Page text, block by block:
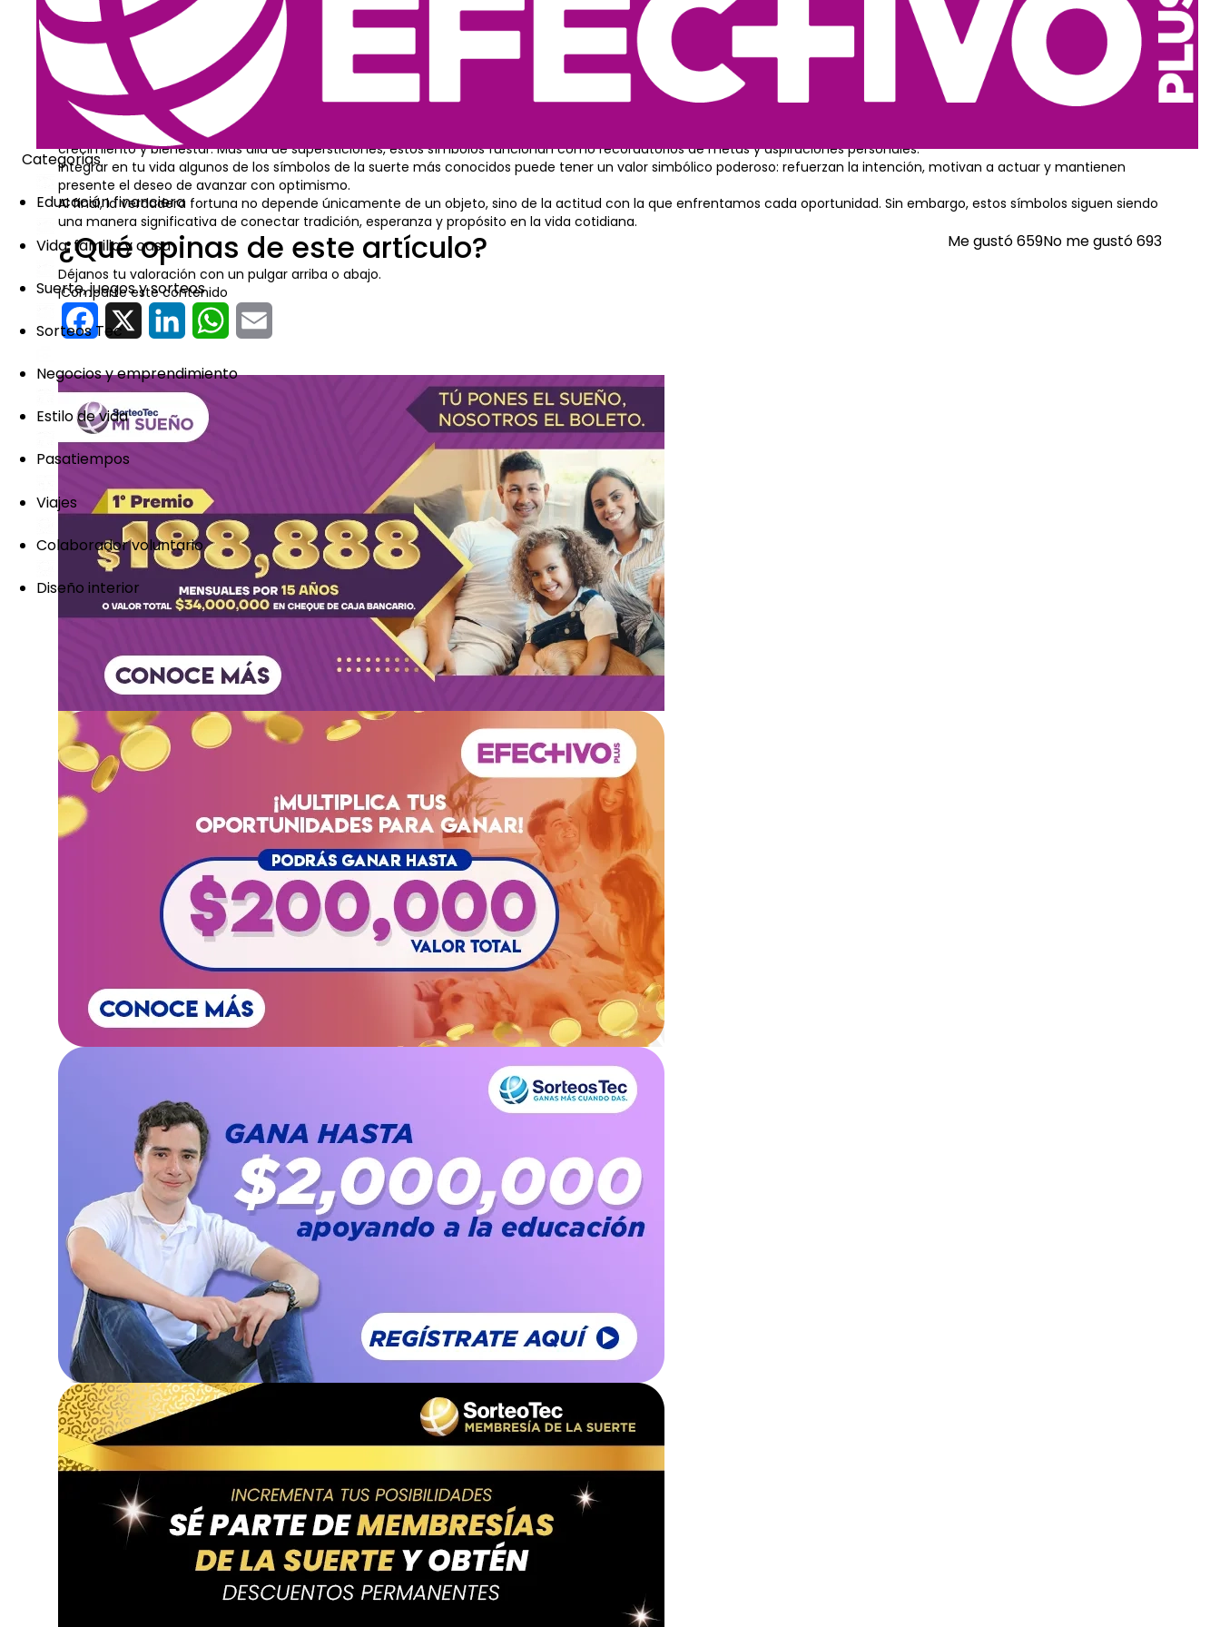
Categorias
Educación financiera
Vida, familia y casa
Suerte, juegos y sorteos
Sorteos Tec
Negocios y emprendimiento
Estilo de vida
Pasatiempos
Viajes
Colaborador voluntario
Diseño interior
Es un símbolo de protección y bienestar. Se asocia con equilibrio, fortaleza interior y bendiciones.
Puño de la Suerte (Higa)
Utilizado como gesto o amuleto, simboliza intención positiva y protección ante influencias negativas.
Estos elementos forman parte de los símbolos de buena suerte utilizados como amuletos que, además de atraer fortuna, buscan preservar estabilidad emocional y
energética.
En conjunto, los10 símbolos de la suerte y su significado
crecimiento y bienestar. Más allá de supersticiones, estos símbolos funcionan como recordatorios de metas y aspiraciones personales.
Integrar en tu vida algunos de los símbolos de la suerte más conocidos puede tener un valor simbólico poderoso: refuerzan la intención, motivan a actuar y mantienen
presente el deseo de avanzar con optimismo.
Al final, la verdadera fortuna no depende únicamente de un objeto, sino de la actitud con la que enfrentamos cada oportunidad. Sin embargo, estos símbolos siguen siendo
una manera significativa de conectar tradición, esperanza y propósito en la vida cotidiana.
¿Qué opinas de este artículo?
Déjanos tu valoración con un pulgar arriba o abajo.
Me gustó659No me gustó693
¡Comparte este contenido
Facebook LinkedInWhatsApp